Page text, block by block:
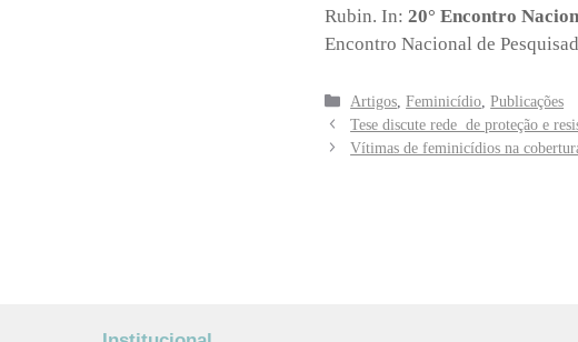
Rubin. In: 20° Encontro
Encontro Nacional de
Categorias
Artigos ,Feminicídio ,Publicações
Tese discute rede de proteção e
Vítimas de feminicídios na